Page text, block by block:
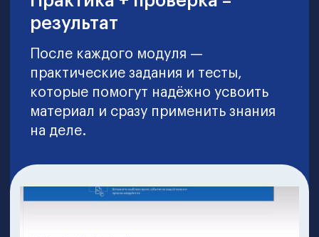
научитесь управлять финансовыми
потоками компании, влиять на
прибыль и оптимизировать
расходы. Получите современные
инструменты для управленческого
Результат: